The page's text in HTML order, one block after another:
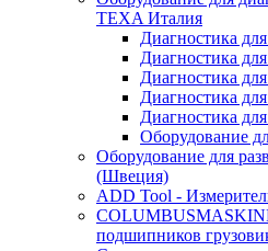
TEXA Италия
Диагностика
Диагностика
Диагностика
Диагностика
Диагностика
Оборудование
Оборудование для
(Швеция)
ADD Tool -
подшипников